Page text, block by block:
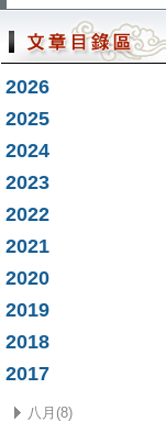
2026
2025
2024
2023
2022
2021
2020
2019
2018
2017
八月(8)